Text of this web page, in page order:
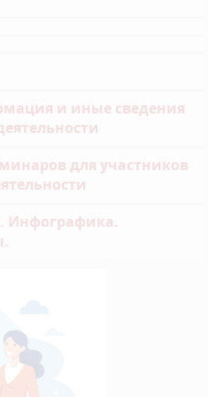
и иные сведения
для участников
Инфографика.